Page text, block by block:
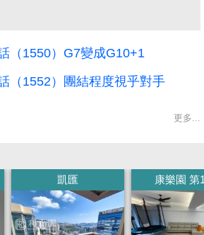
（1550）G7變成G10+1
（1552）團結程度視乎對手
更多...
凱匯 康樂園 第